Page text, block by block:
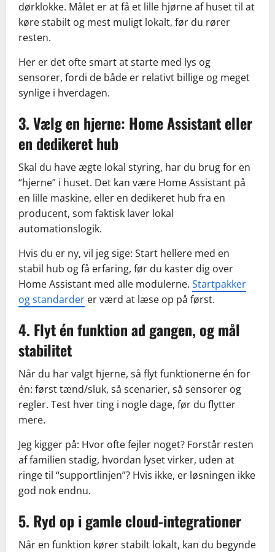
dørklokke. Målet er at få et lille hjørne af huset til at
køre stabilt og mest muligt lokalt, før du rører
resten.
Her er det ofte smart at starte med lys og
sensorer, fordi de både er relativt billige og meget
synlige i hverdagen.
3. Vælg en hjerne: Home Assistant eller
en dedikeret hub
Skal du have ægte lokal styring, har du brug for en
“hjerne” i huset. Det kan være Home Assistant på
en lille maskine, eller en dedikeret hub fra en
producent, som faktisk laver lokal
automationslogik.
Hvis du er ny, vil jeg sige: Start hellere med en
stabil hub og få erfaring, før du kaster dig over
Home Assistant med alle modulerne. Startpakker
og standarder er værd at læse op på først.
4. Flyt én funktion ad gangen, og mål
stabilitet
Når du har valgt hjerne, så flyt funktionerne én for
én: først tænd/sluk, så scenarier, så sensorer og
regler. Test hver ting i nogle dage, før du flytter
mere.
Jeg kigger på: Hvor ofte fejler noget? Forstår resten
af familien stadig, hvordan lyset virker, uden at
ringe til “supportlinjen”? Hvis ikke, er løsningen ikke
god nok endnu.
5. Ryd op i gamle cloud-integrationer
Når en funktion kører stabilt lokalt, kan du begynde